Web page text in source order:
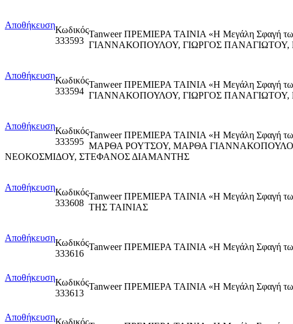
ΑποθήκευσηΚωδικός
333593
Tanweer ΠΡΕΜΙΕΡΑ ΤΑΙΝΙΑ «Η Μεγάλη
ΓΙΑΝΝΑΚΟΠΟΥΛΟΥ, ΓΙΩΡΓΟΣ
ΑποθήκευσηΚωδικός
333594
Tanweer ΠΡΕΜΙΕΡΑ ΤΑΙΝΙΑ «Η Μεγάλη
ΓΙΑΝΝΑΚΟΠΟΥΛΟΥ, ΓΙΩΡΓΟΣ
ΑποθήκευσηΚωδικός
333595
Tanweer ΠΡΕΜΙΕΡΑ ΤΑΙΝΙΑ «Η Μεγάλη
ΜΑΡΘΑ ΡΟΥΤΣΟΥ, ΜΑΡΘΑ
ΝΕΟΚΟΣΜΙΔΟΥ, ΣΤΕΦΑΝΟΣ ΔΙΑΜΑΝΤΗΣ
ΑποθήκευσηΚωδικός
333608
Tanweer ΠΡΕΜΙΕΡΑ ΤΑΙΝΙΑ «Η Μεγάλη
ΤΗΣ ΤΑΙΝΙΑΣ
ΑποθήκευσηΚωδικός
333616
Tanweer ΠΡΕΜΙΕΡΑ ΤΑΙΝΙΑ «Η Μεγάλη
ΑποθήκευσηΚωδικός
333613
Tanweer ΠΡΕΜΙΕΡΑ ΤΑΙΝΙΑ «Η Μεγάλη
ΑποθήκευσηΚωδικός